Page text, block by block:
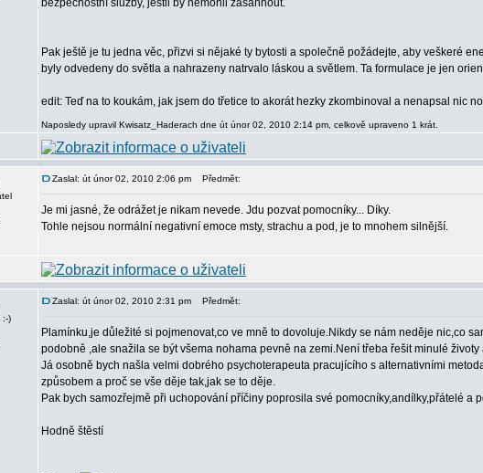
bezpečnostní služby, jestli by nemohli zasáhnout.
Pak ještě je tu jedna věc, přizvi si nějaké ty bytosti a společně požádejte, aby veškeré
byly odvedeny do světla a nahrazeny natrvalo láskou a světlem. Ta formulace je jen
edit: Teď na to koukám, jak jsem do třetice to akorát hezky zkombinoval a nenapsal nic
Naposledy upravil Kwisatz_Haderach dne út únor 02, 2010 2:14 pm, celkově upraveno 1 krát.
Zaslal: út únor 02, 2010 2:06 pm Předmět:
Je mi jasné, že odrážet je nikam nevede. Jdu pozvat pomocníky... Díky.
Tohle nejsou normální negativní emoce msty, strachu a pod, je to mnohem silnější.
Zaslal: út únor 02, 2010 2:31 pm Předmět:
Plamínku,je důležité si pojmenovat,co ve mně to dovoluje.Nikdy se nám neděje nic,co
podobně ,ale snažila se být všema nohama pevně na zemi.Není třeba řešit minulé
Já osobně bych našla velmi dobrého psychoterapeuta pracujícího s alternativními
způsobem a proč se vše děje tak,jak se to děje.
Pak bych samozřejmě při uchopování příčiny poprosila své pomocníky,andílky,přátelé a
Hodně štěstí